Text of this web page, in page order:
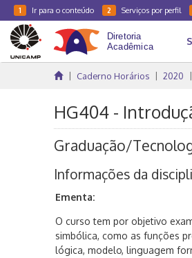
1 Ir para o conteúdo 2 Serviços por perfil
Caderno Horários 2020
HG404 -
Graduação/
Informações da
Ementa:
O curso tem por objetivo
simbólica, como as funções
lógica, modelo, linguagem